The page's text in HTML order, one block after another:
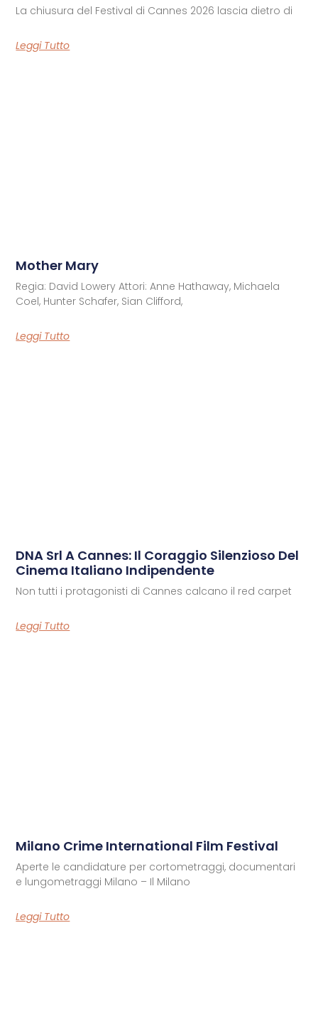
La chiusura del Festival di Cannes 2026 lascia dietro di
Leggi Tutto
Mother Mary
Regia: David Lowery Attori: Anne Hathaway, Michaela
Coel, Hunter Schafer, Sian Clifford,
Leggi Tutto
DNA Srl A Cannes: Il Coraggio Silenzioso Del
Cinema Italiano Indipendente
Non tutti i protagonisti di Cannes calcano il red carpet
Leggi Tutto
Milano Crime International Film Festival
Aperte le candidature per cortometraggi, documentari
e lungometraggi Milano – Il Milano
Leggi Tutto